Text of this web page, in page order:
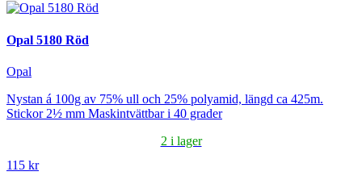
Opal 5180 Röd
Opal
Nystan á 100g av 75% ull och 25% polyamid, längd ca 425m.
Stickor 2½ mm Maskintvättbar i 40 grader
2 i lager
115 kr